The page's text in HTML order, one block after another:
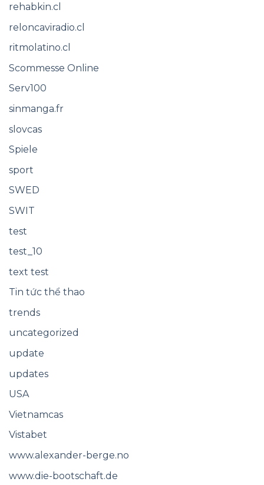
rehabkin.cl
reloncaviradio.cl
ritmolatino.cl
Scommesse Online
Serv100
sinmanga.fr
slovcas
Spiele
sport
SWED
SWIT
test
test_10
text test
Tin tức thể thao
trends
uncategorized
update
updates
USA
Vietnamcas
Vistabet
www.alexander-berge.no
www.die-bootschaft.de